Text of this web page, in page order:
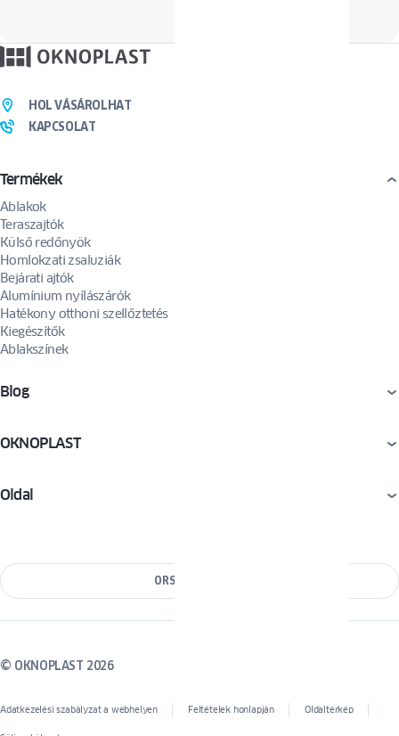
Az űrlap elküldése önkéntes hozzájárulást jelent ahhoz, hogy megkeresését e-mailben
vagy telefonon keresztül kezeljük. A hozzájárulás bármikor visszavonható az alábbi
Termékek
Ablakok
Teraszajtók
Külső redőnyök
Homlokzati zsaluziák
Bejárati ajtók
Alumínium nyílászárók
Hatékony otthoni szellőztetés
Kiegészítők
Ablakszínek
Blog
OKNOPLAST
Oldal
HOL VÁSÁROLHAT
KAPCSOLAT
ORSZÁG VÁLTÁSA
© OKNOPLAST 2026
Adatkezelési szabályzat a webhelyen Feltételek honlapján Oldaltérkép